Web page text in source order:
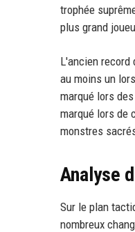
trophée
plus grand
L'ancien record
au moins un
marqué lors
marqué lors de
monstres
Analyse
Sur le plan
nombreux